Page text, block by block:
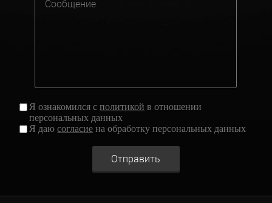
Я ознакомился сполитикой в отношении
персональных данных
Я даюсогласие на обработку персональных данных
Отправить